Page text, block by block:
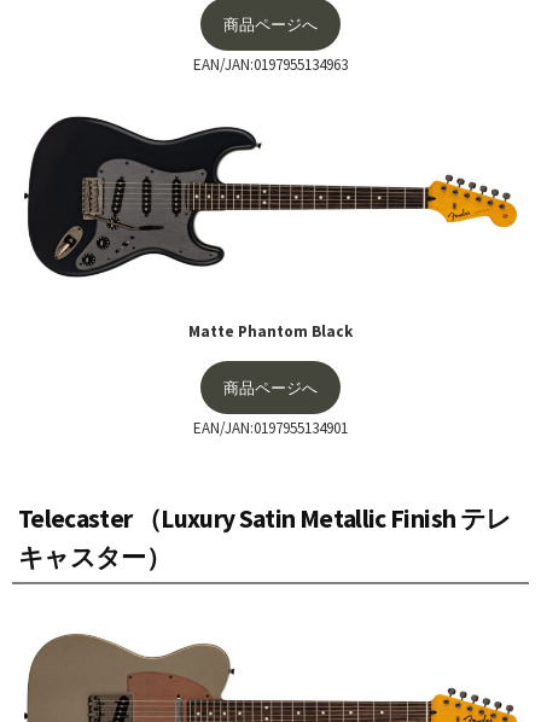
商品ページへ
EAN/JAN:0197955134963
Matte Phantom Black
商品ページへ
EAN/JAN:0197955134901
Telecaster （Luxury Satin Metallic Finish テレ
キャスター）